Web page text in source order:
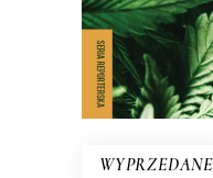
E-
WYPRZEDANE